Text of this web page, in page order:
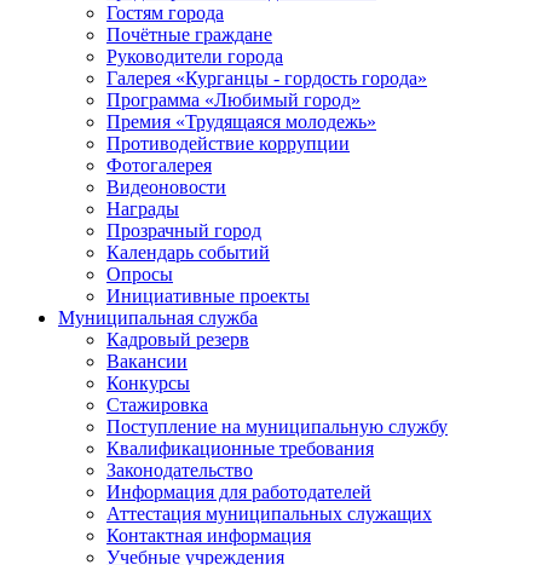
Гостям города
Почётные граждане
Руководители города
Галерея «Курганцы - гордость города»
Программа «Любимый город»
Премия «Трудящаяся молодежь»
Противодействие коррупции
Фотогалерея
Видеоновости
Награды
Прозрачный город
Календарь событий
Опросы
Инициативные проекты
Муниципальная служба
Кадровый резерв
Вакансии
Конкурсы
Стажировка
Поступление на муниципальную службу
Квалификационные требования
Законодательство
Информация для работодателей
Аттестация муниципальных служащих
Контактная информация
Учебные учреждения